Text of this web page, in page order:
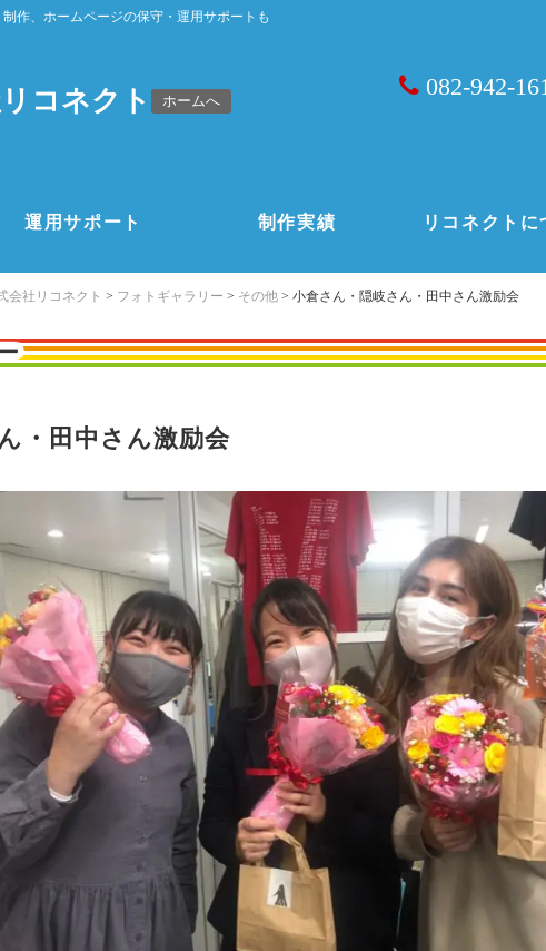
作、ホームページの保守・運用サポートも
コネクト ホームへ
082-942-
運用サポート 制作実績 リコネクトに
会社リコネクト > フォトギャラリー > その他 > 小倉さん・隠岐さん・田中さん激励会
・田中さん激励会